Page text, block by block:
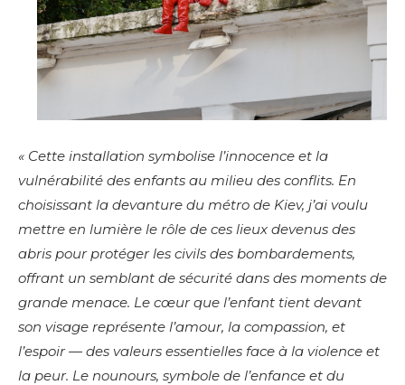
« Cette installation symbolise l’innocence et la
vulnérabilité des enfants au milieu des conflits. En
choisissant la devanture du métro de Kiev, j’ai voulu
mettre en lumière le rôle de ces lieux devenus des
abris pour protéger les civils des bombardements,
offrant un semblant de sécurité dans des moments de
grande menace. Le cœur que l’enfant tient devant
son visage représente l’amour, la compassion, et
l’espoir — des valeurs essentielles face à la violence et
la peur. Le nounours, symbole de l’enfance et du